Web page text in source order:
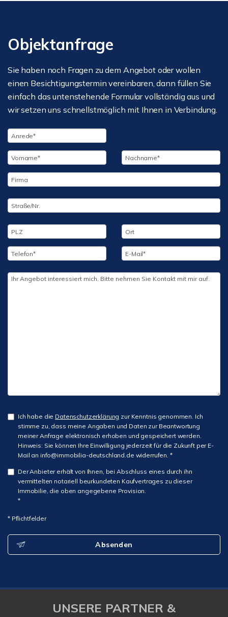
Objektanfrage
Sie haben noch Fragen zu dem Angebot oder wollen
einen Besichtigungstermin vereinbaren, dann füllen Sie
einfach das untenstehende Formular vollständig aus und
wir setzen uns schnellstmöglich mit Ihnen in Verbindung.
Ich habe die Datenschutzerklärung zur Kenntnis genommen. Ich
stimme zu, dass meine Angaben und Daten zur Beantwortung
meiner Anfrage elektronisch erhoben und gespeichert werden.
Hinweis: Sie können Ihre Einwilligung jederzeit für die Zukunft per E-
Mail an info@immobilia-deutschland.de widerrufen. *
Der Anbieter erhält von Ihnen, bei Abschluss eines durch ihn
vermittelten notariell beurkundeten Kaufvertrages zu dieser
Immobilie, die oben angegebene Provision.
*
* Pflichtfelder
Absenden
UNSERE PARTNER &